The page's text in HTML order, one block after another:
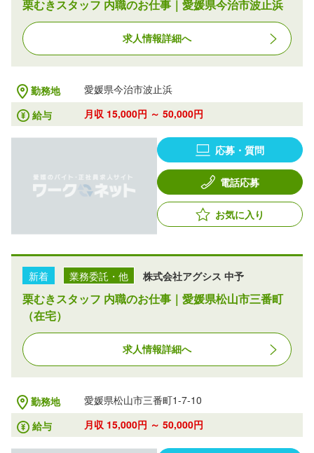
栗むきスタッフ 内職のお仕事｜愛媛県今治市波止浜
求人情報詳細へ
勤務地
愛媛県今治市波止浜
給与
月収 15,000円 ～ 50,000円
応募・質問
電話応募
お気に入り
新着 業務委託・他 株式会社アグシス 中予
栗むきスタッフ 内職のお仕事｜愛媛県松山市三番町
（在宅）
求人情報詳細へ
勤務地
愛媛県松山市三番町1-7-10
給与
月収 15,000円 ～ 50,000円